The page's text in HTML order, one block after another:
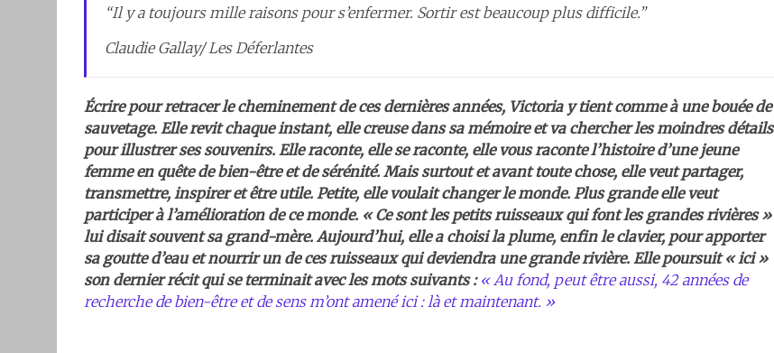
“Il y a toujours mille raisons pour s’enfermer. Sortir est beaucoup plus difficile.”
Claudie Gallay/ Les Déferlantes
Écrire pour retracer le cheminement de ces dernières années, Victoria y tient comme à une bouée de
sauvetage. Elle revit chaque instant, elle creuse dans sa mémoire et va chercher les moindres détails
pour illustrer ses souvenirs. Elle raconte, elle se raconte, elle vous raconte l’histoire d’une jeune
femme en quête de bien-être et de sérénité. Mais surtout et avant toute chose, elle veut partager,
transmettre, inspirer et être utile. Petite, elle voulait changer le monde. Plus grande elle veut
participer à l’amélioration de ce monde. « Ce sont les petits ruisseaux qui font les grandes rivières »
lui disait souvent sa grand-mère. Aujourd’hui, elle a choisi la plume, enfin le clavier, pour apporter
sa goutte d’eau et nourrir un de ces ruisseaux qui deviendra une grande rivière. Elle poursuit « ici »
son dernier récit qui se terminait avec les mots suivants : « Au fond, peut être aussi, 42 années de
recherche de bien-être et de sens m’ont amené ici : là et maintenant. »